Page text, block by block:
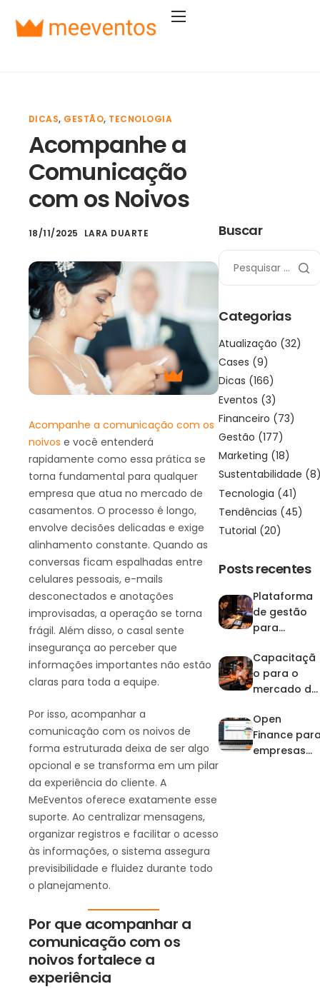
Soluções
Empresa
Entrar
Começar agora
DICAS, GESTÃO, TECNOLOGIA
Acompanhe a
Comunicação
com os Noivos
18/11/2025 LARA DUARTE
Acompanhe a comunicação com os
noivos e você entenderá
rapidamente como essa prática se
torna fundamental para qualquer
empresa que atua no mercado de
casamentos. O processo é longo,
envolve decisões delicadas e exige
alinhamento constante. Quando as
conversas ficam espalhadas entre
celulares pessoais, e-mails
desconectados e anotações
improvisadas, a operação se torna
frágil. Além disso, o casal sente
insegurança ao perceber que
informações importantes não estão
claras para toda a equipe.
Por isso, acompanhar a
comunicação com os noivos de
forma estruturada deixa de ser algo
opcional e se transforma em um pilar
da experiência do cliente. A
MeEventos oferece exatamente esse
suporte. Ao centralizar mensagens,
organizar registros e facilitar o acesso
às informações, o sistema assegura
previsibilidade e fluidez durante todo
o planejamento.
Por que acompanhar a
comunicação com os
noivos fortalece a
experiência
Buscar
Categorias
Atualização (32)
Cases (9)
Dicas (166)
Eventos (3)
Financeiro (73)
Gestão (177)
Marketing (18)
Sustentabilidade
Tecnologia (41)
Tendências (45)
Tutorial (20)
Posts recentes
Plataforma
de gestão
para
domine a
agenda e o
financeiro
eventos
Capacitaçã
o para o
mercado de
que investir
na
profissionali
Open
Finance
empresas